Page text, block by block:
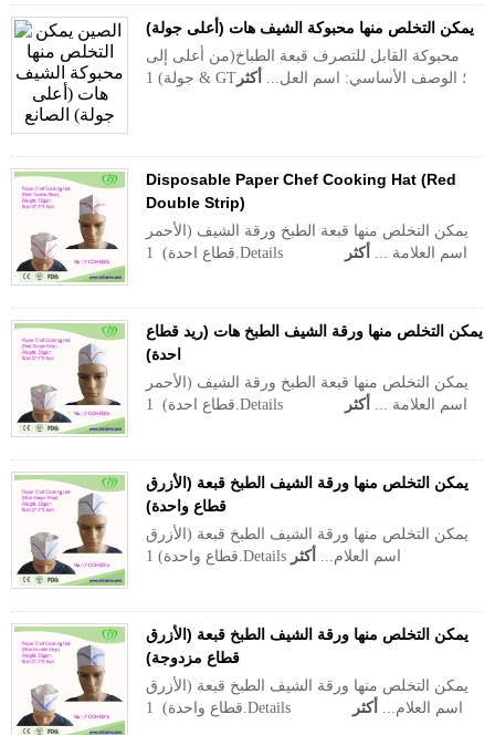
يمكن التخلص منها محبوكة الشيف هات (أعلى جولة)
محبوكة القابل للتصرف قبعة الطباخ(من أعلى إلى
جولة) 1 & GT؛ الوصف الأساسي: اسم العل... أكثر
Disposable Paper Chef Cooking Hat (Red
Double Strip)
يمكن التخلص منها قبعة الطبخ ورقة الشيف (الأحمر
قطاع احدة) 1.Details اسم العلامة ... أكثر
يمكن التخلص منها ورقة الشيف الطبخ هات (ريد قطاع
احدة)
يمكن التخلص منها قبعة الطبخ ورقة الشيف (الأحمر
قطاع احدة) 1.Details اسم العلامة ... أكثر
يمكن التخلص منها ورقة الشيف الطبخ قبعة (الأزرق
قطاع واحدة)
يمكن التخلص منها ورقة الشيف الطبخ قبعة (الأزرق
قطاع واحدة) 1.Details اسم العلام... أكثر
يمكن التخلص منها ورقة الشيف الطبخ قبعة (الأزرق
قطاع مزدوجة)
يمكن التخلص منها ورقة الشيف الطبخ قبعة (الأزرق
قطاع واحدة) 1.Details اسم العلام... أكثر